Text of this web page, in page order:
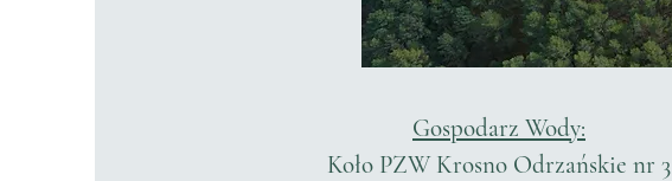
Gospodarz Wody:
Koło PZW Krosno Odrzańskie nr 3